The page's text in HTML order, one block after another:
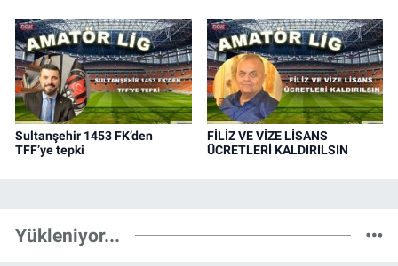
Sultanşehir 1453 FK’den
TFF’ye tepki
FİLİZ VE VİZE LİSANS
ÜCRETLERİ KALDIRILSIN
Yükleniyor...